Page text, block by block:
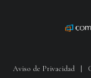
Aviso de Privacidad|